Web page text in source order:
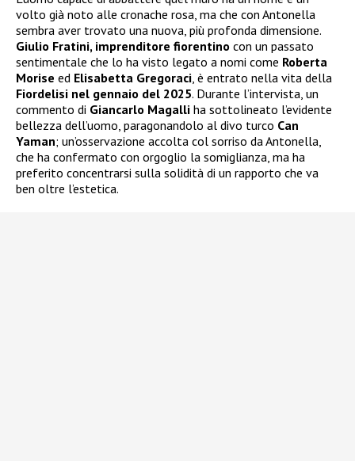
volto già noto alle cronache rosa, ma che con Antonella
sembra aver trovato una nuova, più profonda dimensione.
Giulio Fratini, imprenditore fiorentino con un passato
sentimentale che lo ha visto legato a nomi come Roberta
Morise ed Elisabetta Gregoraci, è entrato nella vita della
Fiordelisi nel gennaio del 2025. Durante l’intervista, un
commento di Giancarlo Magalli ha sottolineato l’evidente
bellezza dell’uomo, paragonandolo al divo turco Can
Yaman; un’osservazione accolta col sorriso da Antonella,
che ha confermato con orgoglio la somiglianza, ma ha
preferito concentrarsi sulla solidità di un rapporto che va
ben oltre l’estetica.